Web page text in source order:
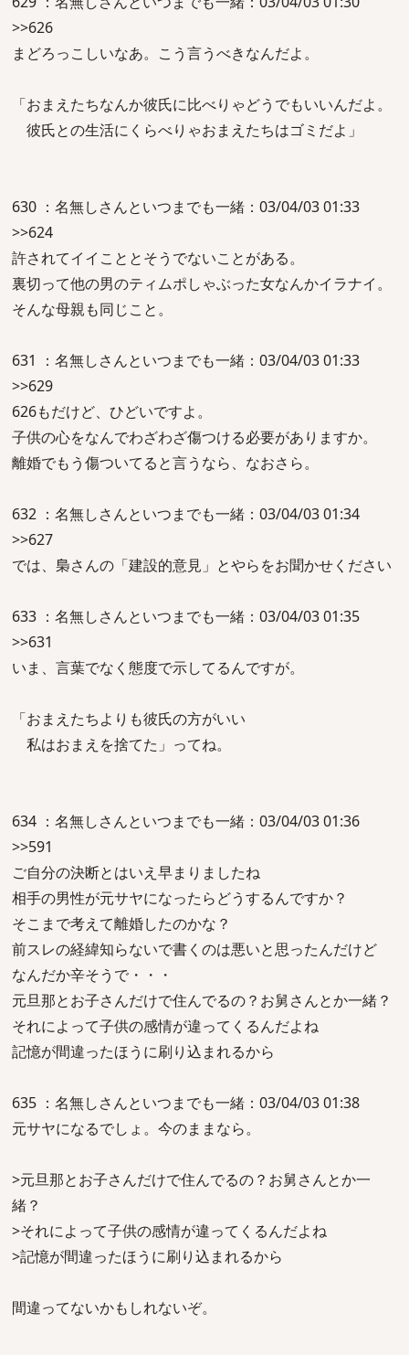
>>626
まどろっこしいなあ。こう言うべきなんだよ。
「おまえたちなんか彼氏に比べりゃどうでもいいんだよ。
彼氏との生活にくらべりゃおまえたちはゴミだよ」
630 ：名無しさんといつまでも一緒：03/04/03 01:33
>>624
許されてイイこととそうでないことがある。
裏切って他の男のティムポしゃぶった女なんかイラナイ。
そんな母親も同じこと。
631 ：名無しさんといつまでも一緒：03/04/03 01:33
>>629
626もだけど、ひどいですよ。
子供の心をなんでわざわざ傷つける必要がありますか。
離婚でもう傷ついてると言うなら、なおさら。
632 ：名無しさんといつまでも一緒：03/04/03 01:34
>>627
では、梟さんの「建設的意見」とやらをお聞かせください
633 ：名無しさんといつまでも一緒：03/04/03 01:35
>>631
いま、言葉でなく態度で示してるんですが。
「おまえたちよりも彼氏の方がいい
私はおまえを捨てた」ってね。
634 ：名無しさんといつまでも一緒：03/04/03 01:36
>>591
ご自分の決断とはいえ早まりましたね
相手の男性が元サヤになったらどうするんですか？
そこまで考えて離婚したのかな？
前スレの経緯知らないで書くのは悪いと思ったんだけど
なんだか辛そうで・・・
元旦那とお子さんだけで住んでるの？お舅さんとか一緒？
それによって子供の感情が違ってくるんだよね
記憶が間違ったほうに刷り込まれるから
635 ：名無しさんといつまでも一緒：03/04/03 01:38
元サヤになるでしょ。今のままなら。
>元旦那とお子さんだけで住んでるの？お舅さんとか一
緒？
>それによって子供の感情が違ってくるんだよね
>記憶が間違ったほうに刷り込まれるから
間違ってないかもしれないぞ。